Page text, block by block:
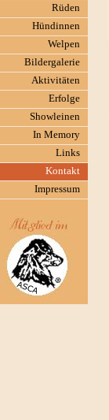
Rüden
Hündinnen
Welpen
Bildergalerie
Aktivitäten
Erfolge
Showleinen
In Memory
Links
Kontakt
Impressum